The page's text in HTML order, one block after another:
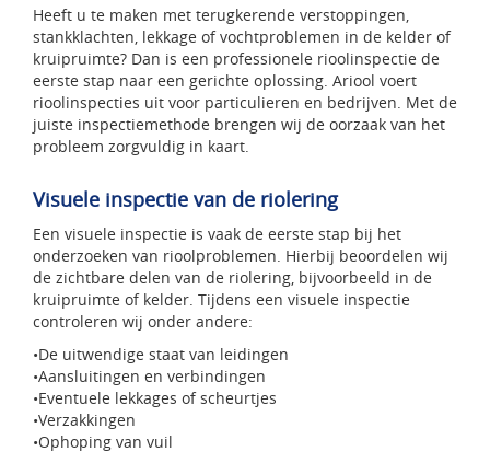
Heeft u te maken met terugkerende verstoppingen,
stankklachten, lekkage of vochtproblemen in de kelder of
kruipruimte? Dan is een professionele rioolinspectie de
eerste stap naar een gerichte oplossing. Ariool voert
rioolinspecties uit voor particulieren en bedrijven. Met de
juiste inspectiemethode brengen wij de oorzaak van het
probleem zorgvuldig in kaart.
Visuele inspectie van de riolering
Een visuele inspectie is vaak de eerste stap bij het
onderzoeken van rioolproblemen. Hierbij beoordelen wij
de zichtbare delen van de riolering, bijvoorbeeld in de
kruipruimte of kelder. Tijdens een visuele inspectie
controleren wij onder andere:
•De uitwendige staat van leidingen
•Aansluitingen en verbindingen
•Eventuele lekkages of scheurtjes
•Verzakkingen
•Ophoping van vuil